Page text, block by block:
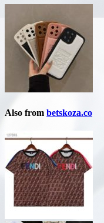
Also from betskoza.co